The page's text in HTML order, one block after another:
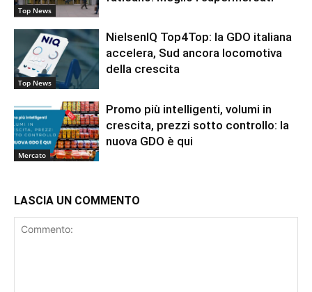
Top News
Top News
NielsenIQ Top4Top: la GDO italiana
accelera, Sud ancora locomotiva
della crescita
Mercato
Promo più intelligenti, volumi in
crescita, prezzi sotto controllo: la
nuova GDO è qui
LASCIA UN COMMENTO